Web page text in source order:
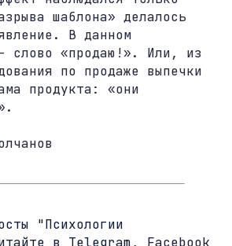
шаблона» делалось
В данном
слово «продаю!». Или, из
по продаже выпечки
продукта: «они
"Психологии
в Telegram, Facebook